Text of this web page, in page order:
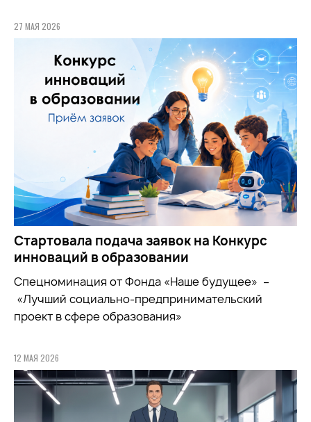
27 МАЯ 2026
Стартовала подача заявок на Конкурс
инноваций в образовании
Спецноминация от Фонда «Наше будущее» –
«Лучший социально-предпринимательский
проект в сфере образования»
12 МАЯ 2026